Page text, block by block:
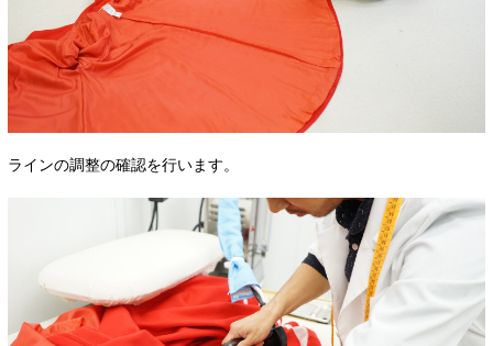
ラインの調整の確認を行います。